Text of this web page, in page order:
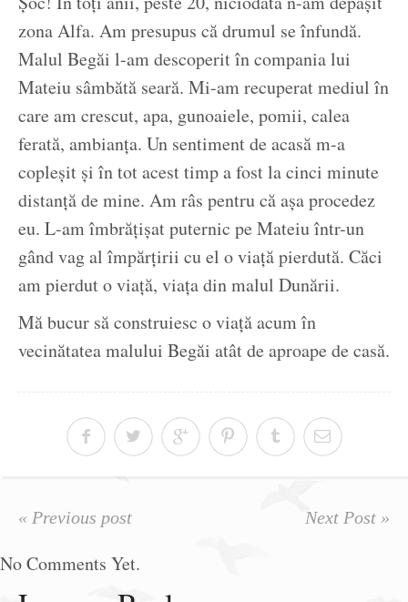
zona Alfa. Am presupus că drumul se înfundă.
Malul Begăi l-am descoperit în compania lui
Mateiu sâmbătă seară. Mi-am recuperat mediul în
care am crescut, apa, gunoaiele, pomii, calea
ferată, ambianța. Un sentiment de acasă m-a
copleșit și în tot acest timp a fost la cinci minute
distanță de mine. Am râs pentru că așa procedez
eu. L-am îmbrățișat puternic pe Mateiu într-un
gând vag al împărțirii cu el o viață pierdută. Căci
am pierdut o viață, viața din malul Dunării.
Mă bucur să construiesc o viață acum în
vecinătatea malului Begăi atât de aproape de casă.
« Previous post Next Post »
No Comments Yet.